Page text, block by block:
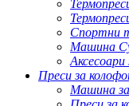
Спортни
Машина
Преси за
Машина за